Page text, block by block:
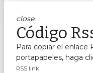
close
Código
Para copiar el enlace
portapapeles, haga
RSS link